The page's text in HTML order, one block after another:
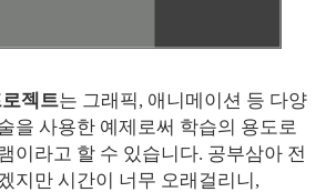
젝트는 그래픽, 애니메이션 등 다양
을 사용한 예제로써 학습의 용도로
이라고 할 수 있습니다. 공부삼아 전
지만 시간이 너무 오래걸리니,